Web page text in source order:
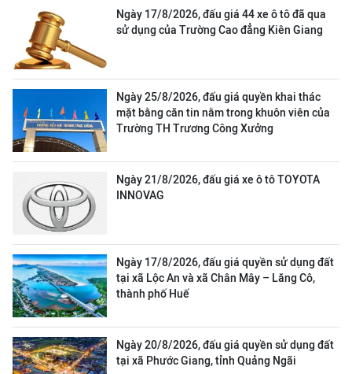
Ngày 17/8/2026, đấu giá 44 xe ô tô đã qua
sử dụng của Trường Cao đẳng Kiên Giang
Ngày 25/8/2026, đấu giá quyền khai thác
mặt bằng căn tin nằm trong khuôn viên của
Trường TH Trương Công Xưởng
Ngày 21/8/2026, đấu giá xe ô tô TOYOTA
INNOVAG
Ngày 17/8/2026, đấu giá quyền sử dụng đất
tại xã Lộc An và xã Chân Mây – Lăng Cô,
thành phố Huế
Ngày 20/8/2026, đấu giá quyền sử dụng đất
tại xã Phước Giang, tỉnh Quảng Ngãi